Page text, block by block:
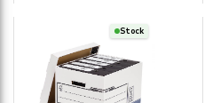
Stock